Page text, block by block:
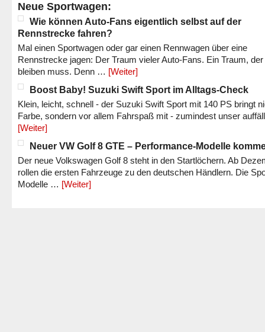
Neue Sportwagen:
Wie können Auto-Fans eigentlich selbst auf der
Rennstrecke fahren?
Mal einen Sportwagen oder gar einen Rennwagen über eine
Rennstrecke jagen: Der Traum vieler Auto-Fans. Ein Traum,
bleiben muss. Denn … [Weiter]
Boost Baby! Suzuki Swift Sport im Alltags-Check
Klein, leicht, schnell - der Suzuki Swift Sport mit 140 PS bringt
Farbe, sondern vor allem Fahrspaß mit - zumindest unser
[Weiter]
Neuer VW Golf 8 GTE – Performance-Modelle
Der neue Volkswagen Golf 8 steht in den Startlöchern. Ab
rollen die ersten Fahrzeuge zu den deutschen Händlern. Die
Modelle … [Weiter]